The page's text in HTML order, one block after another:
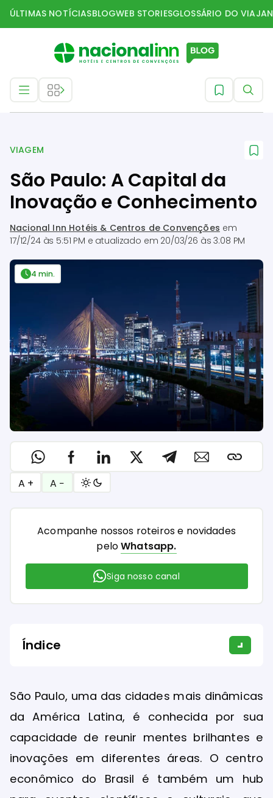
ÚLTIMAS NOTÍCIASBLOGWEB STORIESGLOSSÁRIO DO
VIAGEM
São Paulo: A Capital da
Inovação e Conhecimento
Nacional Inn Hotéis & Centros de Convenções em
17/12/24 às 5:51 PM e atualizado em 20/03/26 às 3:08 PM
4 min.
A + A −
Acompanhe nossos roteiros e novidades
peloWhatsapp.
Siga nosso canal
Índice
São Paulo, uma das cidades mais dinâmicas
da América Latina, é conhecida por sua
capacidade de reunir mentes brilhantes e
inovações em diferentes áreas. O centro
econômico do Brasil é também um hub